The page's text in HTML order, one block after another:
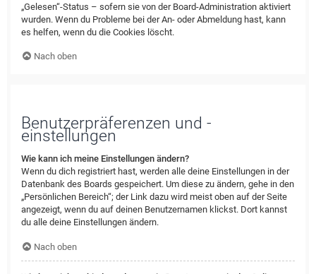
„Gelesen“-Status – sofern sie von der Board-Administration aktiviert
wurden. Wenn du Probleme bei der An- oder Abmeldung hast, kann
es helfen, wenn du die Cookies löscht.
Nach oben
Benutzerpräferenzen und -
einstellungen
Wie kann ich meine Einstellungen ändern?
Wenn du dich registriert hast, werden alle deine Einstellungen in der
Datenbank des Boards gespeichert. Um diese zu ändern, gehe in den
„Persönlichen Bereich“; der Link dazu wird meist oben auf der Seite
angezeigt, wenn du auf deinen Benutzernamen klickst. Dort kannst
du alle deine Einstellungen ändern.
Nach oben